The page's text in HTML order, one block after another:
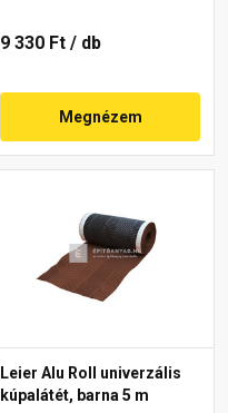
9 330 Ft / db
Megnézem
Leier Alu Roll univerzális
kúpalátét, barna 5 m